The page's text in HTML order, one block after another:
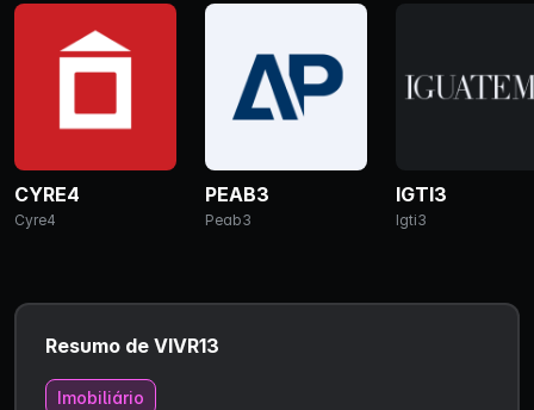
CYRE4
Cyre4
PEAB3
Peab3
IGTI3
Igti3
Resumo de VIVR13
Imobiliário